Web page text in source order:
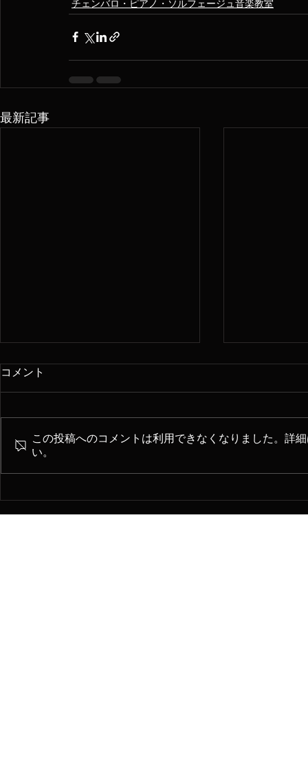
チェンバロ・ピアノ・ソルフェージュ音楽教室
最新記事
チェンバロとの出会い
コメント
この投稿へのコメントは利用できなくなりました。詳
い。